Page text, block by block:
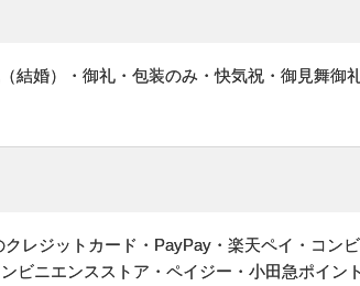
結婚）・御礼・包装のみ・快気祝・御見舞御
レジットカード・PayPay・楽天ペイ・コン
ビニエンスストア・ペイジー・小田急ポイン